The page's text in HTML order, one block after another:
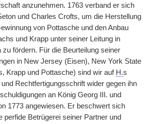
anzunehmen. 1763 verband er sich
und Charles Crofts, um die Herstellung
von Pottasche und den Anbau
und Krapp unter seiner Leitung in
zu fördern. Für die Beurteilung seiner
in New Jersey (Eisen), New York State
Krapp und Pottasche) sind wir auf H.s
Rechtfertigungsschrift wider gegen ihn
an König Georg III. und
1773 angewiesen. Er beschwert sich
perfide Betrügerei seiner Partner und